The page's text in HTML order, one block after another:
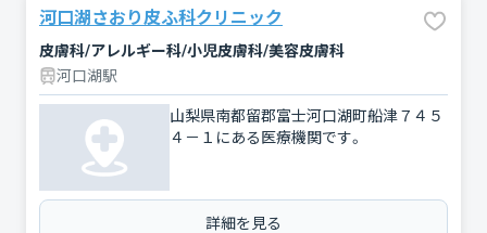
河口湖さおり皮ふ科クリニック
皮膚科/アレルギー科/小児皮膚科/美容皮膚科
河口湖駅
山梨県南都留郡富士河口湖町船津７４５
４－１にある医療機関です。
詳細を見る